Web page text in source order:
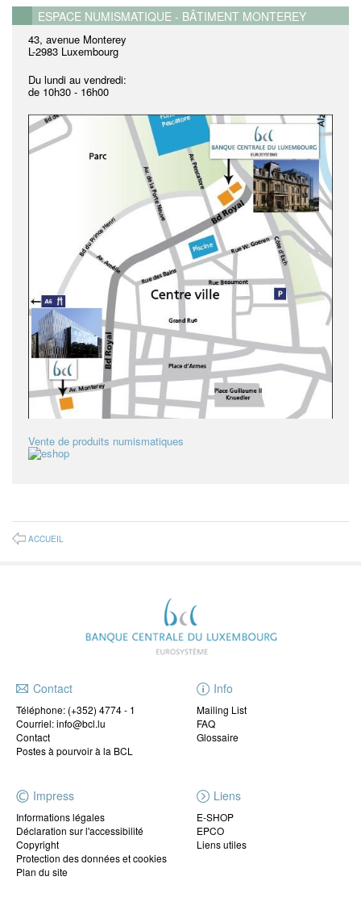
ESPACE NUMISMATIQUE - BÂTIMENT MONTEREY
43, avenue Monterey
L-2983 Luxembourg
Du lundi au vendredi:
de 10h30 - 16h00
Vente de produits numismatiques
ACCUEIL
Contact
Téléphone: (+352) 4774 - 1
Courriel: info@bcl.lu
Contact
Postes à pourvoir à la BCL
Info
Mailing List
FAQ
Glossaire
Impress
Informations légales
Déclaration sur l'accessibilité
Copyright
Protection des données et cookies
Plan du site
Liens
E-SHOP
EPCO
Liens utiles